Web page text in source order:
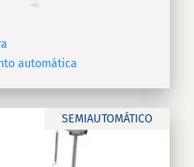
automática
SEMIAUTOMÁTICO